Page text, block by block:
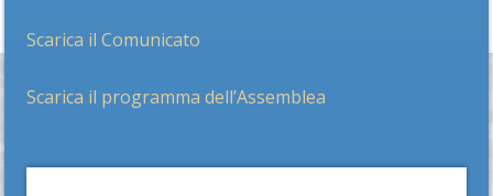
Scarica il Comunicato
Scarica il programma dell’Assemblea